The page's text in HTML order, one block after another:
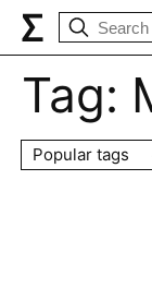
Tag:
Popular tags